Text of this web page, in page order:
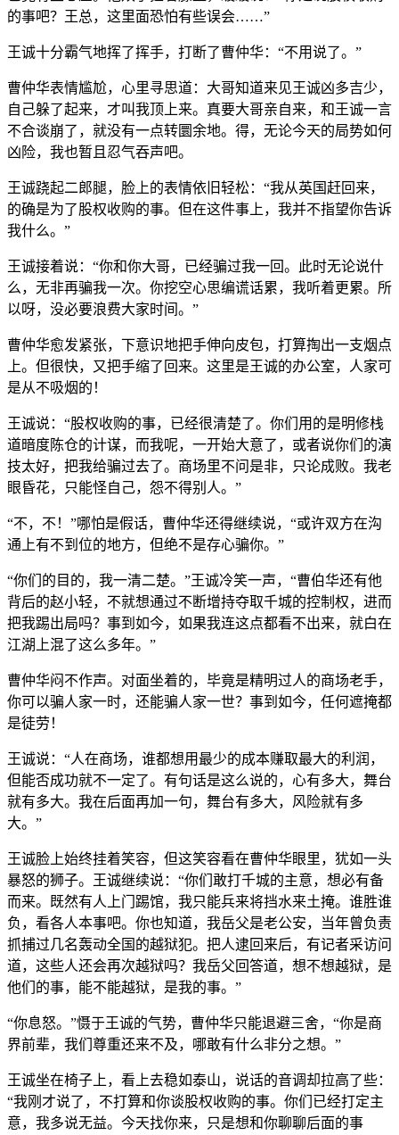
的事吧？王总，这里面恐怕有些误会……”
王诚十分霸气地挥了挥手，打断了曹仲华：“不用说了。”
曹仲华表情尴尬，心里寻思道：大哥知道来见王诚凶多吉少，
自己躲了起来，才叫我顶上来。真要大哥亲自来，和王诚一言
不合谈崩了，就没有一点转圜余地。得，无论今天的局势如何
凶险，我也暂且忍气吞声吧。
王诚跷起二郎腿，脸上的表情依旧轻松：“我从英国赶回来，
的确是为了股权收购的事。但在这件事上，我并不指望你告诉
我什么。”
王诚接着说：“你和你大哥，已经骗过我一回。此时无论说什
么，无非再骗我一次。你挖空心思编谎话累，我听着更累。所
以呀，没必要浪费大家时间。”
曹仲华愈发紧张，下意识地把手伸向皮包，打算掏出一支烟点
上。但很快，又把手缩了回来。这里是王诚的办公室，人家可
是从不吸烟的！
王诚说：“股权收购的事，已经很清楚了。你们用的是明修栈
道暗度陈仓的计谋，而我呢，一开始大意了，或者说你们的演
技太好，把我给骗过去了。商场里不问是非，只论成败。我老
眼昏花，只能怪自己，怨不得别人。”
“不，不！”哪怕是假话，曹仲华还得继续说，“或许双方在沟
通上有不到位的地方，但绝不是存心骗你。”
“你们的目的，我一清二楚。”王诚冷笑一声，“曹伯华还有他
背后的赵小轻，不就想通过不断增持夺取千城的控制权，进而
把我踢出局吗？事到如今，如果我连这点都看不出来，就白在
江湖上混了这么多年。”
曹仲华闷不作声。对面坐着的，毕竟是精明过人的商场老手，
你可以骗人家一时，还能骗人家一世？事到如今，任何遮掩都
是徒劳！
王诚说：“人在商场，谁都想用最少的成本赚取最大的利润，
但能否成功就不一定了。有句话是这么说的，心有多大，舞台
就有多大。我在后面再加一句，舞台有多大，风险就有多
大。”
王诚脸上始终挂着笑容，但这笑容看在曹仲华眼里，犹如一头
暴怒的狮子。王诚继续说：“你们敢打千城的主意，想必有备
而来。既然有人上门踢馆，我只能兵来将挡水来土掩。谁胜谁
负，看各人本事吧。你也知道，我岳父是老公安，当年曾负责
抓捕过几名轰动全国的越狱犯。把人逮回来后，有记者采访问
道，这些人还会再次越狱吗？我岳父回答道，想不想越狱，是
他们的事，能不能越狱，是我的事。”
“你息怒。”慑于王诚的气势，曹仲华只能退避三舍，“你是商
界前辈，我们尊重还来不及，哪敢有什么非分之想。”
王诚坐在椅子上，看上去稳如泰山，说话的音调却拉高了些：
“我刚才说了，不打算和你谈股权收购的事。你们已经打定主
意，我多说无益。今天找你来，只是想和你聊聊后面的事